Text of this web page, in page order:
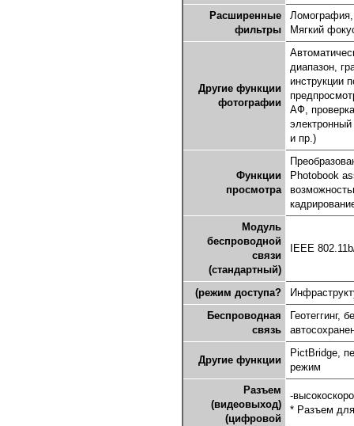
Расширенные
фильтры
Мягкий
Другие функции
фотографии
диапазон,
инструкции
АФ,
и пр.)
Функции
просмотра
Photobook
Модуль
беспроводной
связи
(стандартный)
IEEE
(режим доступа?
Беспроводная
связь
Геотеггинг,
Другие функции
PictBridge,
режим
Разъем
(видеовыход)
(цифровой
-
* Разъем для